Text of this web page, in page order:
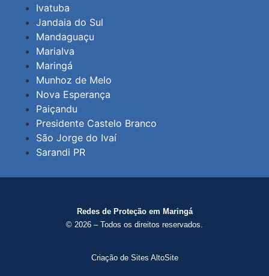
Ivatuba
Jandaia do Sul
Mandaguaçu
Marialva
Maringá
Munhoz de Melo
Nova Esperança
Paiçandu
Presidente Castelo Branco
São Jorge do Ivaí
Sarandi PR
Redes de Proteção em Maringá
© 2026 – Todos os direitos reservados.
Criação de Sites AltoSite